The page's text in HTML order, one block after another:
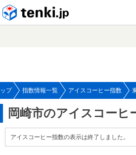
プ 指数情報一覧 アイスコーヒー指数
岡崎市のアイスコーヒ
アイスコーヒー指数の表示は終了しました。